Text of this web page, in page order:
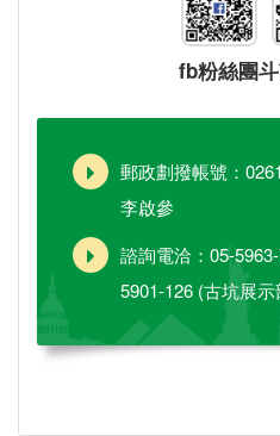
fb粉絲團
郵政劃撥帳號
李啟參
諮詢電洽：05-
5901-126 (古坑展